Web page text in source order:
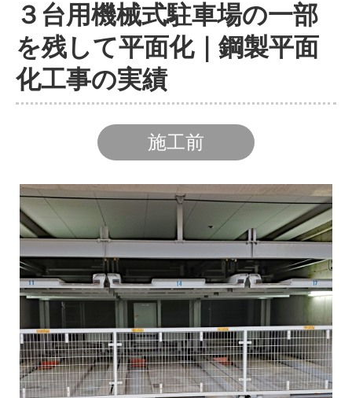
３台用機械式駐車場の一部
を残して平面化｜鋼製平面
化工事の実績
施工前